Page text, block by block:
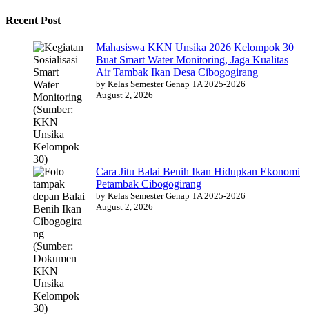
Recent Post
Mahasiswa KKN Unsika 2026 Kelompok 30
Buat Smart Water Monitoring, Jaga Kualitas
Air Tambak Ikan Desa Cibogogirang
by Kelas Semester Genap TA 2025-2026
August 2, 2026
Cara Jitu Balai Benih Ikan Hidupkan Ekonomi
Petambak Cibogogirang
by Kelas Semester Genap TA 2025-2026
August 2, 2026